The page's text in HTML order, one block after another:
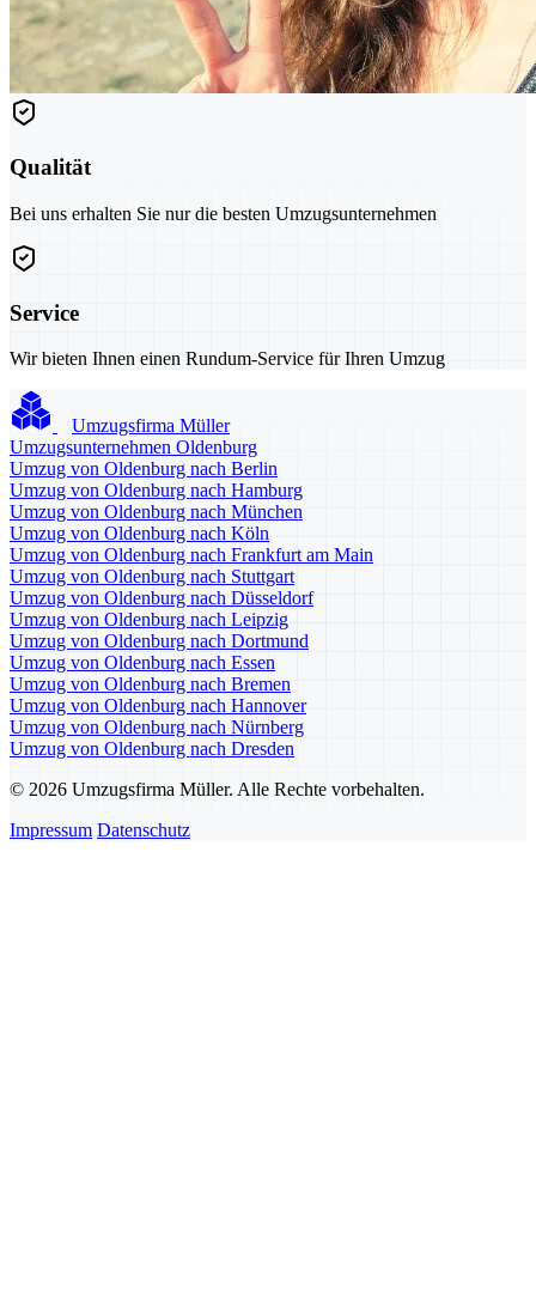
Qualität
Bei uns erhalten Sie nur die besten Umzugsunternehmen
Service
Wir bieten Ihnen einen Rundum-Service für Ihren Umzug
Umzugsfirma Müller
Umzugsunternehmen Oldenburg
Umzug von Oldenburg nach Berlin
Umzug von Oldenburg nach Hamburg
Umzug von Oldenburg nach München
Umzug von Oldenburg nach Köln
Umzug von Oldenburg nach Frankfurt am Main
Umzug von Oldenburg nach Stuttgart
Umzug von Oldenburg nach Düsseldorf
Umzug von Oldenburg nach Leipzig
Umzug von Oldenburg nach Dortmund
Umzug von Oldenburg nach Essen
Umzug von Oldenburg nach Bremen
Umzug von Oldenburg nach Hannover
Umzug von Oldenburg nach Nürnberg
Umzug von Oldenburg nach Dresden
© 2026 Umzugsfirma Müller. Alle Rechte vorbehalten.
Impressum Datenschutz